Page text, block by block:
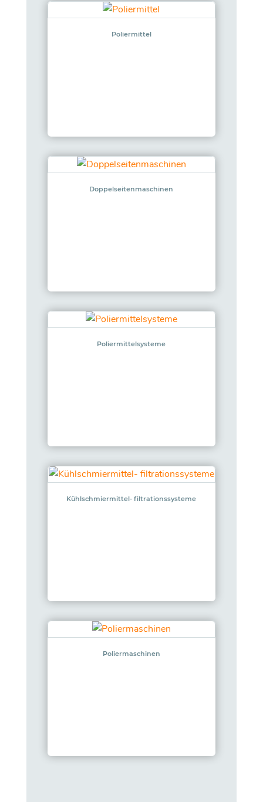
Poliermittel
Doppelseitenmaschinen
Poliermittelsysteme
Kühlschmiermittel- filtrationssysteme
Poliermaschinen